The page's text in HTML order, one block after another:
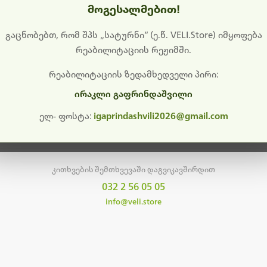
გიხდით შეფერხებისთვის. ამჟამად მიმდინარეობს
განახლება და ტექნიკური სამუშაოები.
მალე ისევ ხელმისაწვდომი იქნება. გმადლობთ მოთმინებისთვის!
მთავარ გვერდზე დაბრუნება
კითხვების შემთხვევაში დაგვიკავშირდით
032 2 56 05 05
info@veli.store
მოგესალმებით!
გაცნობებთ, რომ შპს „სატურნი“ (ე.წ. VELI.Store) იმყოფება
რეაბილიტაციის რეჟიმში.
რეაბილიტაციის ზედამხედველი პირი:
ირაკლი გაფრინდაშვილი
ელ- ფოსტა: igaprindashvili2026@gmail.com